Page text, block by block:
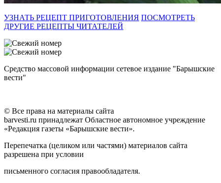
УЗНАТЬ РЕЦЕПТ ПРИГОТОВЛЕНИЯ ПОСМОТРЕТЬ
ДРУГИЕ РЕЦЕПТЫ ЧИТАТЕЛЕЙ
Средство массовой информации сетевое издание "Барышские
вести"
© Все права на материалы сайта
barvesti.ru принадлежат Областное автономное учреждение
«Редакция газеты «Барышские вести».
Перепечатка (целиком или частями) материалов сайта
разрешена при условии
письменного согласия правообладателя.